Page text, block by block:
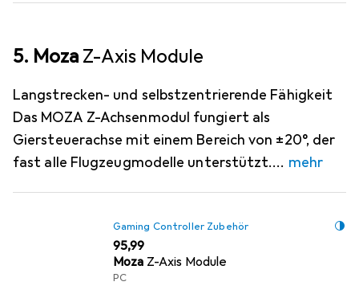
5. Moza Z-Axis Module
Langstrecken- und selbstzentrierende Fähigkeit
Das MOZA Z-Achsenmodul fungiert als
Giersteuerachse mit einem Bereich von ±20°, der
fast alle Flugzeugmodelle unterstützt.
mehr
Gaming Controller Zubehör
EUR
95,99
Moza Z-Axis Module
PC